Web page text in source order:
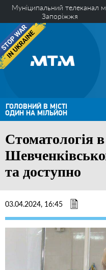
Муніципальний телеканал м.
Запоріжжя
ГОЛОВНИЙ В МІСТІ
ОДИН НА МІЛЬЙОН
Стоматологія в
та доступно
03.04.2024, 16:45